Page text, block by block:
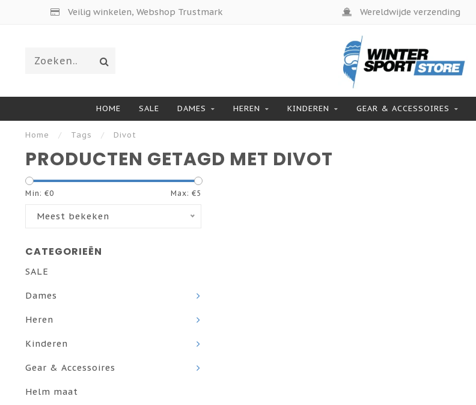
Veilig winkelen, Webshop Trustmark Wereldwijde verzending
HOME SALE DAMES HEREN KINDEREN GEAR & ACCESSOIRES
Home / Tags / Divot
PRODUCTEN GETAGD MET DIVOT
Min: €0 Max: €5
Meest bekeken
CATEGORIEËN
SALE
Dames
Heren
Kinderen
Gear & Accessoires
Helm maat